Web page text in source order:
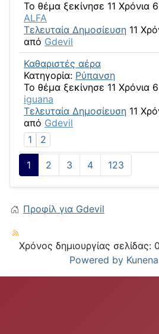
Το θέμα ξεκίνησε 11 Χρόνια
ALFA
Τελευταία Δημοσίευση 11
από Gdevil
Καθαριστές αέρα
Κατηγορία: Ρύπανση
Το θέμα ξεκίνησε 11 Χρόνια
iguana
Τελευταία Δημοσίευση 11
από Gdevil
1
2
1 2 3 4 123
Προφίλ για Gdevil
Χρόνος δημιουργίας σελίδας:
Powered by